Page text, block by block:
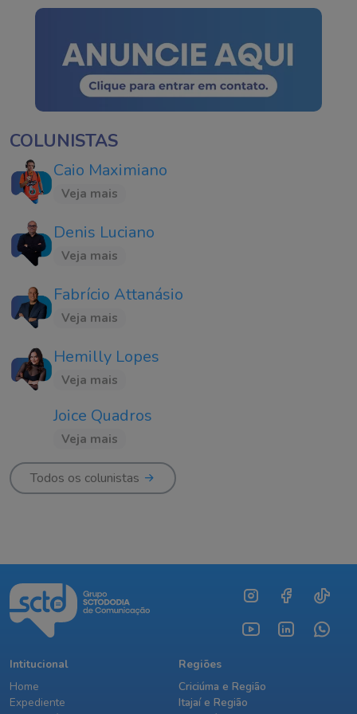
COLUNISTAS
Caio Maximiano
Veja mais
Denis Luciano
Veja mais
Fabrício Attanásio
Veja mais
Hemilly Lopes
Veja mais
Joice Quadros
Veja mais
Todos os colunistas
Intitucional
Home
Expediente
Regiões
Criciúma e Região
Itajaí e Região